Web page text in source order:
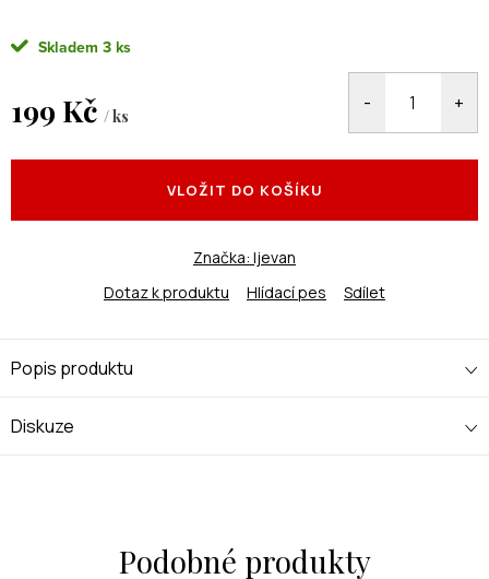
Skladem 3 ks
199 Kč / ks
cena:
VLOŽIT DO KOŠÍKU
Značka: Ijevan
Dotaz k produktu
Hlídací pes Sdílet
Popis produktu
Diskuze